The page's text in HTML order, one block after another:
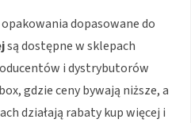
opakowania dopasowane do
są dostępne w sklepach
i dystrybutorów
gdzie ceny bywają niższe, a
działają rabaty kup więcej i